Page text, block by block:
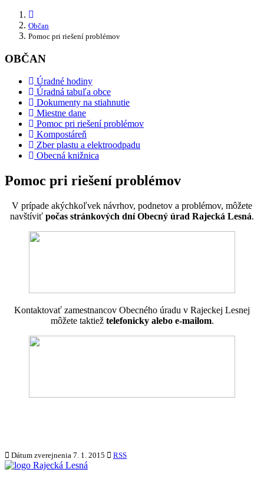
Občan
Pomoc pri riešení problémov
OBČAN
Úradné hodiny
Úradná tabuľa obce
Dokumenty na stiahnutie
Miestne dane
Pomoc pri riešení problémov
Kompostáreň
Zber plastu a elektroodpadu
Obecná knižnica
Pomoc pri riešení problémov
V prípade akýchkoľvek návrhov, podnetov a problémov, môžete
navštíviť počas stránkových dní Obecný úrad Rajecká Lesná.
Kontaktovať zamestnancov Obecného úradu v Rajeckej Lesnej
môžete taktiež telefonicky alebo e-mailom.
Dátum zverejnenia 7. 1. 2015 RSS